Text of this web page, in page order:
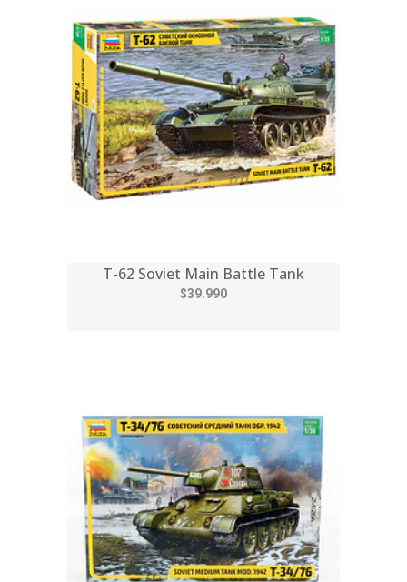
T-62 Soviet Main Battle Tank
$39.990